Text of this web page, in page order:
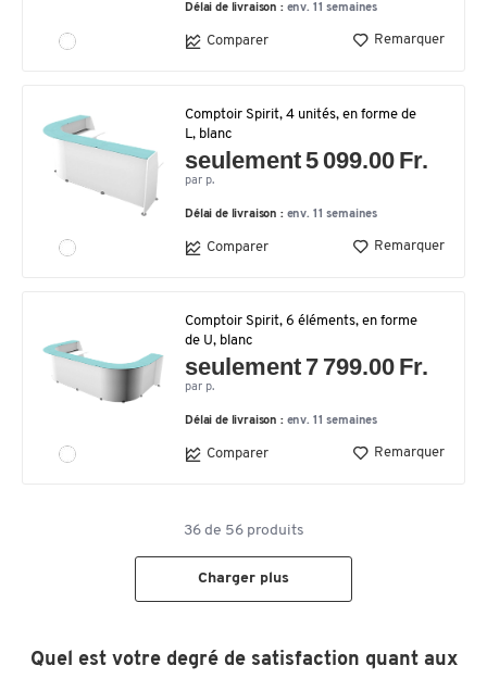
Délai de livraison : env. 11 semaines
Comparer Remarquer
Comptoir Spirit, 4 unités, en forme de
L, blanc
seulement 5 099.00 Fr.
par p.
Délai de livraison : env. 11 semaines
Comparer Remarquer
Comptoir Spirit, 6 éléments, en forme
de U, blanc
seulement 7 799.00 Fr.
par p.
Délai de livraison : env. 11 semaines
Comparer Remarquer
36de 56produits
Charger plus
Quel est votre degré de satisfaction quant aux